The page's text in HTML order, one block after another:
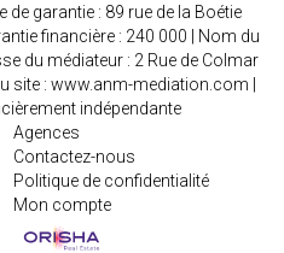
garantie : 89 rue de la Boétie
financière : 240 000 | Nom du
du médiateur : 2 Rue de Colmar
site : www.anm-mediation.com
indépendante
Agences
Contactez-nous
Politique de confidentialité
Mon compte